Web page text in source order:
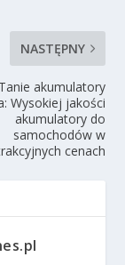
NASTĘPNY
Tanie akumulatory
Wysokiej jakości
akumulatory do
samochodów w
cenach